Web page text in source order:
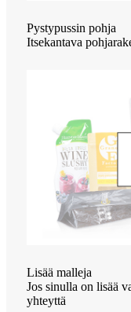
Pystypussin pohja
Itsekantava
Lisää malleja
Jos sinulla on lisää
yhteyttä